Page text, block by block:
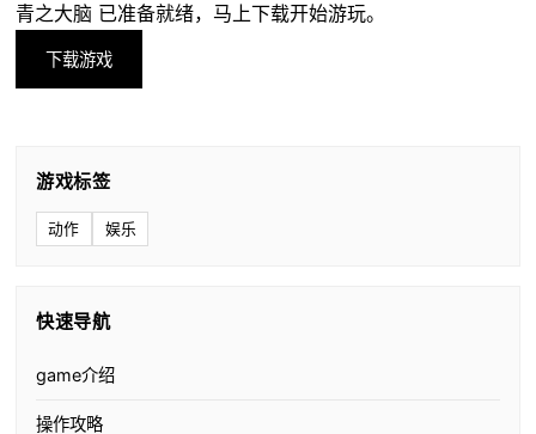
青之大脑 已准备就绪，马上下载开始游玩。
下载游戏
游戏标签
动作 娱乐
快速导航
game介绍
操作攻略